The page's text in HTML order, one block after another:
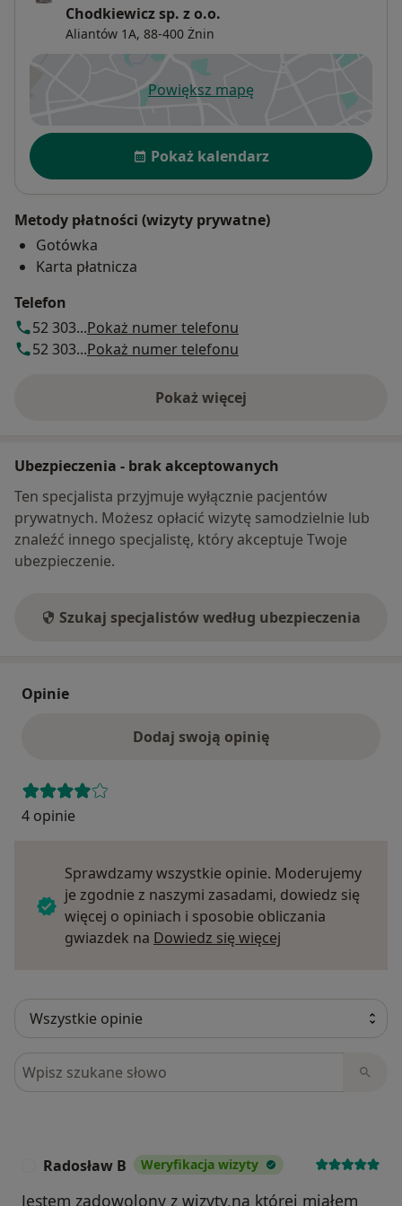
Chodkiewicz sp. z o.o.
Aliantów 1A, 88-400 Żnin
Powiększ mapęotwiera się w nowej karcie
Dostępność
Pokaż kalendarz
Metody płatności (wizyty prywatne)
Gotówka
Karta płatnicza
Telefon
52 303...Pokaż numer telefonu
52 303...Pokaż numer telefonu
Pokaż więcej
o adresie
Ubezpieczenia - brak akceptowanych
Ten specjalista przyjmuje wyłącznie pacjentów
prywatnych. Możesz opłacić wizytę samodzielnie lub
znaleźć innego specjalistę, który akceptuje Twoje
ubezpieczenie.
Szukaj specjalistów według ubezpieczenia
Opinie
Dodaj swoją opinię
4 opinie
Sprawdzamy wszystkie opinie. Moderujemy
je zgodnie z naszymi zasadami, dowiedz się
więcej o opiniach i sposobie obliczania
gwiazdek na Dowiedz się więcej
Szukaj w opiniach
Radosław B Weryfikacja wizyty
Jestem zadowolony z wizyty,na której miałem